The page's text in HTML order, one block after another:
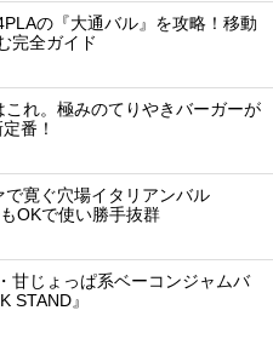
の『大通バル』を攻略！移動
完全ガイド
れ。極みのてりやきバーガーが
番！
寛ぐ穴場イタリアンバル
OKで使い勝手抜群
甘じょっぱ系ベーコンジャムバ
STAND』